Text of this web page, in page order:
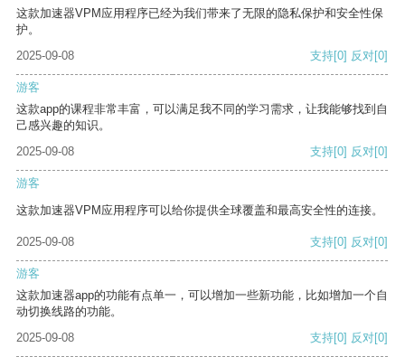
这款加速器VPM应用程序已经为我们带来了无限的隐私保护和安全性保
护。
2025-09-08
支持[0] 反对[0]
游客
这款app的课程非常丰富，可以满足我不同的学习需求，让我能够找到自
己感兴趣的知识。
2025-09-08
支持[0] 反对[0]
游客
这款加速器VPM应用程序可以给你提供全球覆盖和最高安全性的连接。
2025-09-08 支持[0] 反对[0]
游客
这款加速器app的功能有点单一，可以增加一些新功能，比如增加一个自
动切换线路的功能。
2025-09-08
支持[0] 反对[0]